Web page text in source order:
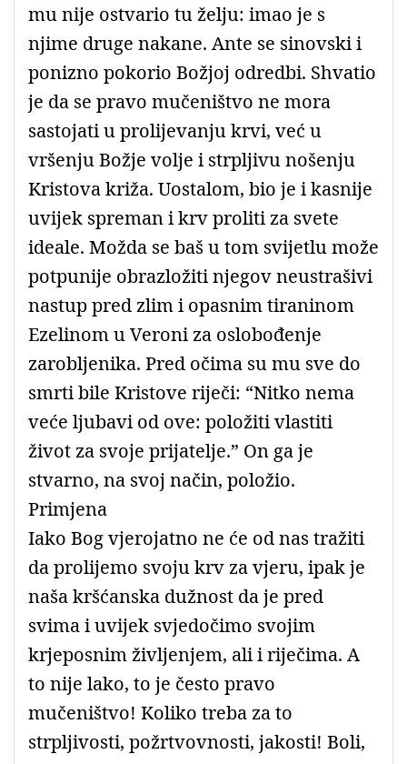
mu nije ostvario tu želju: imao je s
njime druge nakane. Ante se sinovski i
ponizno pokorio Božjoj odredbi. Shvatio
je da se pravo mučeništvo ne mora
sastojati u prolijevanju krvi, već u
vršenju Božje volje i strpljivu nošenju
Kristova križa. Uostalom, bio je i kasnije
uvijek spreman i krv proliti za svete
ideale. Možda se baš u tom svijetlu može
potpunije obrazložiti njegov neustrašivi
nastup pred zlim i opasnim tiraninom
Ezelinom u Veroni za oslobođenje
zarobljenika. Pred očima su mu sve do
smrti bile Kristove riječi: “Nitko nema
veće ljubavi od ove: položiti vlastiti
život za svoje prijatelje.” On ga je
stvarno, na svoj način, položio.
Primjena
Iako Bog vjerojatno ne će od nas tražiti
da prolijemo svoju krv za vjeru, ipak je
naša kršćanska dužnost da je pred
svima i uvijek svjedočimo svojim
krjeposnim življenjem, ali i riječima. A
to nije lako, to je često pravo
mučeništvo! Koliko treba za to
strpljivosti, požrtvovnosti, jakosti! Boli,